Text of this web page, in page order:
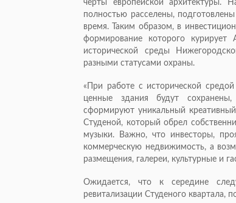
черты европейской архитектуры.
полностью расселены,
время. Таким образом, в
формирование которого
исторической среды
разными статусами охраны.
«При работе с исторической
ценные здания будут
сформируют уникальный
Студеной, который обрел
музыки. Важно, что инвесторы,
коммерческую недвижимость, а
размещения, галереи, культурные и
Ожидается, что к середине
ревитализации Студеного квартала,